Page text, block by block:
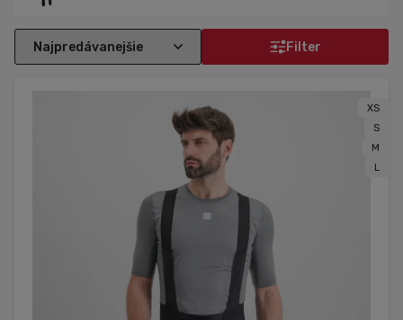
Filter
XS
S
M
L